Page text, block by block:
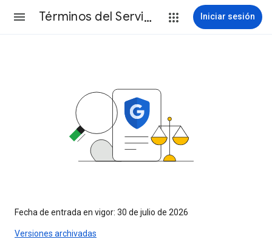
Términos del Servicio Iniciar sesión
Fecha de entrada en vigor: 30 de julio de 2026
Versiones archivadas